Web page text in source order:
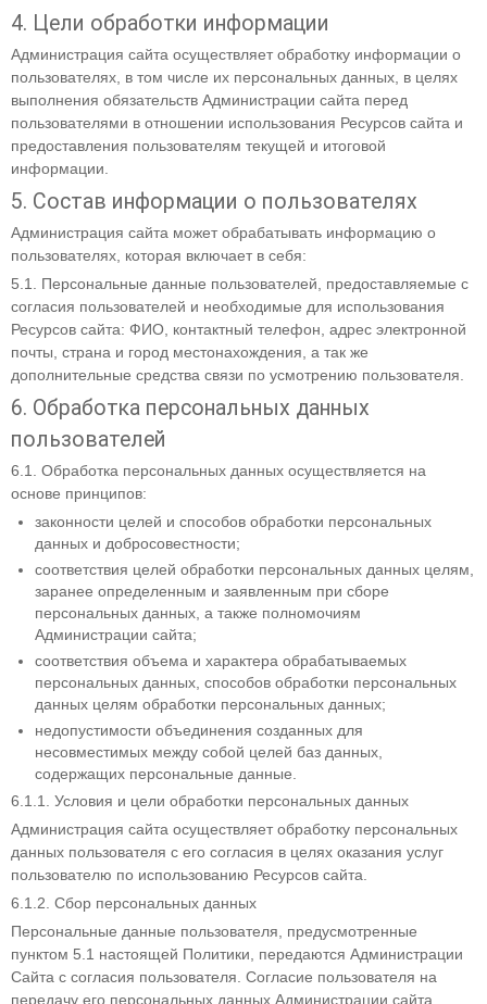
4. Цели обработки информации
Администрация сайта осуществляет обработку информации о
пользователях, в том числе их персональных данных, в целях
выполнения обязательств Администрации сайта перед
пользователями в отношении использования Ресурсов сайта и
предоставления пользователям текущей и итоговой
информации.
5. Состав информации о пользователях
Администрация сайта может обрабатывать информацию о
пользователях, которая включает в себя:
5.1. Персональные данные пользователей, предоставляемые с
согласия пользователей и необходимые для использования
Ресурсов сайта: ФИО, контактный телефон, адрес электронной
почты, страна и город местонахождения, а так же
дополнительные средства связи по усмотрению пользователя.
6. Обработка персональных данных
пользователей
6.1. Обработка персональных данных осуществляется на
основе принципов:
законности целей и способов обработки персональных
данных и добросовестности;
соответствия целей обработки персональных данных целям,
заранее определенным и заявленным при сборе
персональных данных, а также полномочиям
Администрации сайта;
соответствия объема и характера обрабатываемых
персональных данных, способов обработки персональных
данных целям обработки персональных данных;
недопустимости объединения созданных для
несовместимых между собой целей баз данных,
содержащих персональные данные.
6.1.1. Условия и цели обработки персональных данных
Администрация сайта осуществляет обработку персональных
данных пользователя с его согласия в целях оказания услуг
пользователю по использованию Ресурсов сайта.
6.1.2. Сбор персональных данных
Персональные данные пользователя, предусмотренные
пунктом 5.1 настоящей Политики, передаются Администрации
Сайта с согласия пользователя. Согласие пользователя на
передачу его персональных данных Администрации сайта